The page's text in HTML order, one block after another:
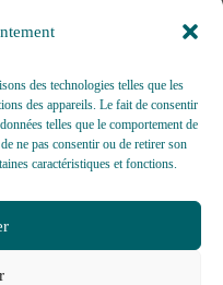
des technologies telles que les
des appareils. Le fait de consentir
telles que le comportement de
ne pas consentir ou de retirer son
caractéristiques et fonctions.
les activités d’accueil,
de création et gestion